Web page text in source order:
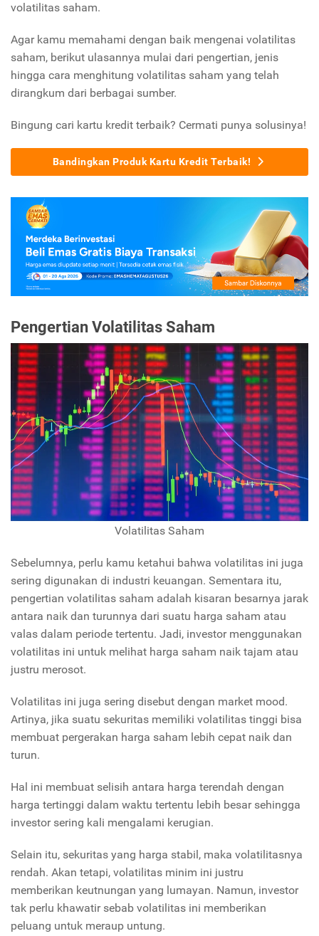
volatilitas saham.
Agar kamu memahami dengan baik mengenai volatilitas
saham, berikut ulasannya mulai dari pengertian, jenis
hingga cara menghitung volatilitas saham yang telah
dirangkum dari berbagai sumber.
Bingung cari kartu kredit terbaik? Cermati punya solusinya!
Bandingkan Produk Kartu Kredit Terbaik!
Pengertian Volatilitas Saham
Volatilitas Saham
Sebelumnya, perlu kamu ketahui bahwa volatilitas ini juga
sering digunakan di industri keuangan. Sementara itu,
pengertian volatilitas saham adalah kisaran besarnya jarak
antara naik dan turunnya dari suatu harga saham atau
valas dalam periode tertentu. Jadi, investor menggunakan
volatilitas ini untuk melihat harga saham naik tajam atau
justru merosot.
Volatilitas ini juga sering disebut dengan market mood.
Artinya, jika suatu sekuritas memiliki volatilitas tinggi bisa
membuat pergerakan harga saham lebih cepat naik dan
turun.
Hal ini membuat selisih antara harga terendah dengan
harga tertinggi dalam waktu tertentu lebih besar sehingga
investor sering kali mengalami kerugian.
Selain itu, sekuritas yang harga stabil, maka volatilitasnya
rendah. Akan tetapi, volatilitas minim ini justru
memberikan keutnungan yang lumayan. Namun, investor
tak perlu khawatir sebab volatilitas ini memberikan
peluang untuk meraup untung.